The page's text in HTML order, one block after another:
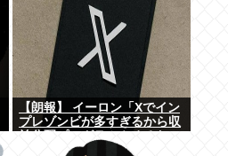
【朗報】 イーロン「Xでイン
プレゾンビが多すぎるから収
益分配プログラムやめるわ」